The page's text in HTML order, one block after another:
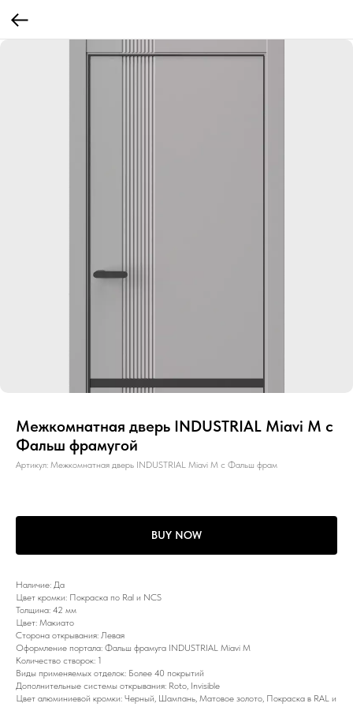
Межкомнатная дверь INDUSTRIAL Miavi M с
Фальш фрамугой
Артикул: Межкомнатная дверь INDUSTRIAL Miavi M с Фальш фрам
BUY NOW
Наличие: Да
Цвет кромки: Покраска по Ral и NCS
Толщина: 42 мм
Цвет: Макиато
Сторона открывания: Левая
Оформление портала: Фальш фрамуга INDUSTRIAL Miavi M
Количество створок: 1
Виды применяемых отделок: Более 40 покрытий
Дополнительные системы открывания: Roto, Invisible
Цвет алюминиевой кромки: Черный, Шампань, Матовое золото, Покраска в RAL и